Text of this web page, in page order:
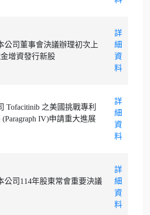
公司董事會決議辦理初次上
增資發行新股
詳
細
資
料
Tofacitinib 之美國挑戰專利
IV)申請重大進展
詳
細
資
料
公司114年股東常會重要決議
詳
細
資
料